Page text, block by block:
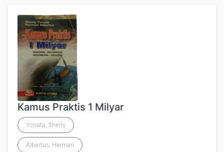
Kamus Praktis 1 Milyar
Yonata, Sherly
Albertus, Herman